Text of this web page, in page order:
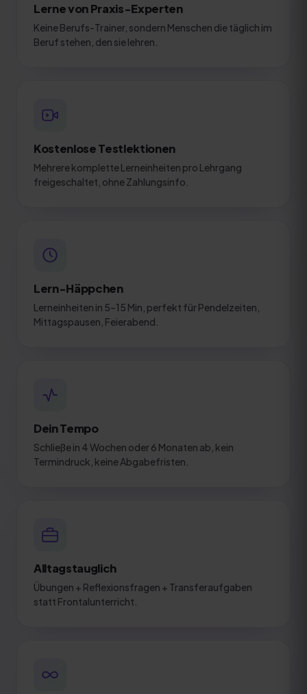
Lerne von Praxis-Experten
Keine Berufs-Trainer, sondern Menschen die täglich im
Beruf stehen, den sie lehren.
Kostenlose Testlektionen
Mehrere komplette Lerneinheiten pro Lehrgang
freigeschaltet, ohne Zahlungsinfo.
Lern-Häppchen
Lerneinheiten in 5–15 Min, perfekt für Pendelzeiten,
Mittagspausen, Feierabend.
Dein Tempo
Schließe in 4 Wochen oder 6 Monaten ab, kein
Termindruck, keine Abgabefristen.
Alltagstauglich
Übungen + Reflexionsfragen + Transferaufgaben
statt Frontalunterricht.